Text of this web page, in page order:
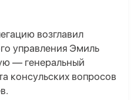
возглавил
управления Эмиль
— генеральный
консульских вопросов